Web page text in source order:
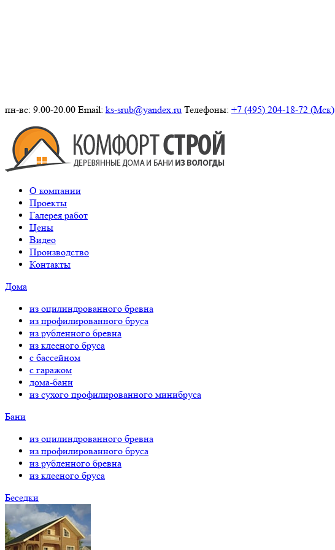
пн-вс: 9.00-20.00 Email: ks-srub@yandex.ru Телефоны: +7 (495) 204-18-72 (Мск)
О компании
Проекты
Галерея работ
Цены
Видео
Производство
Контакты
Дома
из оцилиндрованного бревна
из профилированного бруса
из рубленного бревна
из клееного бруса
с бассейном
с гаражом
дома-бани
из сухого профилированного минибруса
Бани
из оцилиндрованного бревна
из профилированного бруса
из рубленного бревна
из клееного бруса
Беседки